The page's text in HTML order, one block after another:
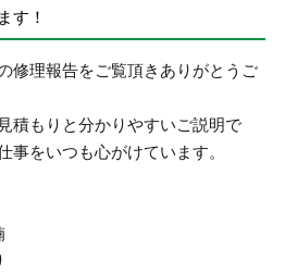
す！
修理報告をご覧頂きありがとうご
積もりと分かりやすいご説明で
事をいつも心がけています。